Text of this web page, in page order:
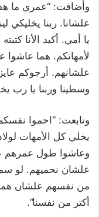
وأضافت: “عمري ما
علشانا. ربنا
يا أمي. أكيد الأنا
لأمهاتكم. هما عاشوا
علشانهم. أرجوكم
وسطينا وربنا يا رب
وتابعت: “احموا
يخلي كل الأمهات
وعاشوا طول عمرهم
علشان نحميهم. لو
من نفسهم علشان
أكتر من نفسنا”.